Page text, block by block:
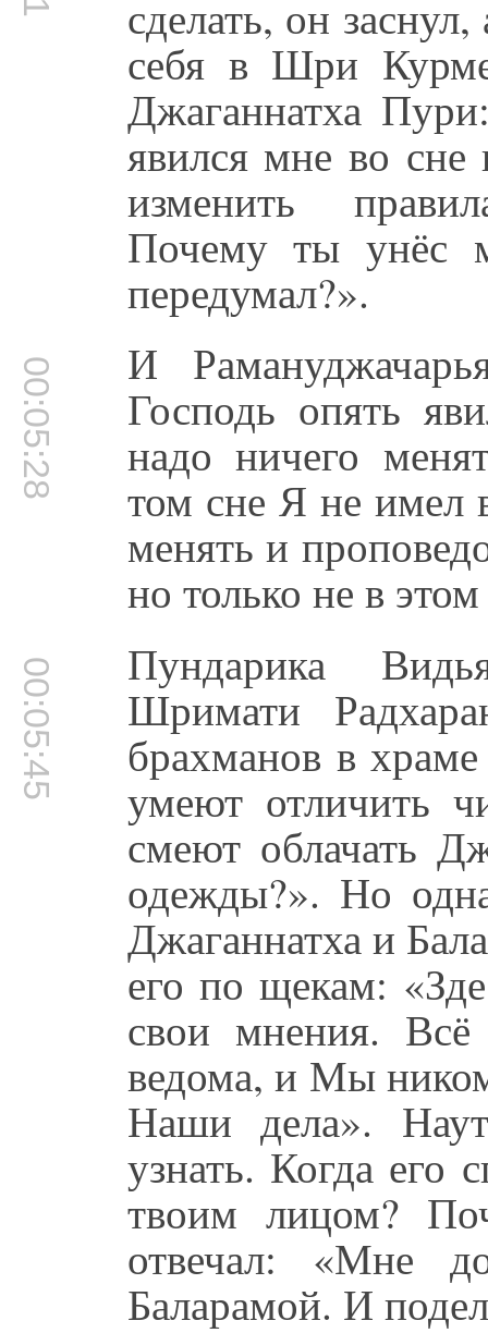
сделать, он
себя в Шри
Джаганнатха
явился мне во
изменить
Почему ты унёс
передумал?».
00:05:28 И
Господь опять
надо ничего
том сне Я не
менять и
но только не в
00:05:45 Пундарика
Шримати
брахманов в
умеют отличить
смеют облачать
одежды?». Но
Джаганнатха и
его по щекам:
свои мнения. Всё
ведома, и Мы
Наши дела».
узнать. Когда его
твоим лицом?
отвечал: «Мне
Баларамой. И